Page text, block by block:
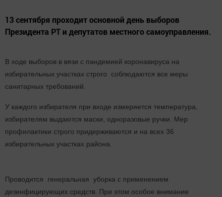
13 сентября проходит основной день выборов
Президента РТ и депутатов местного самоуправления.
В ходе выборов в вязи с пандемией коронавируса на
избирательных участках строго соблюдаются все меры
санитарных требований.
У каждого избирателя при входе измеряется температура,
избирателям выдаются маски, одноразовые ручки. Мер
профилактики строго придерживаются и на всех 36
избирательных участках района.
Проводится генеральная уборка с применением
дезинфицирующих средств. При этом особое внимание